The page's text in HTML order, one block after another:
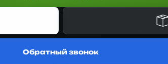
Обратный звонок